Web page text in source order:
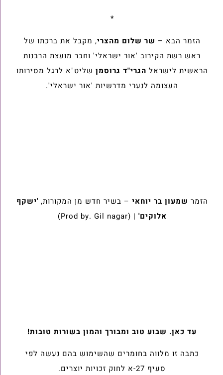
*
הזמר הבא – שר שלום מהצרי, מקבל את ברכתו של
ראש רשת הקירוב 'אור ישראלי' וחבר מועצת הרבנות
הראשית לישראל הגרי"ד גרוסמן שליט"א לרגל מסירותו
העצומה לנערי מדרשיות 'אור ישראלי'.
הזמר שמעון בר יוחאי – בשיר חדש מן המקורות, 'ישקף
אלוקים' | (Prod by. Gil nagar)
עד כאן. שבוע טוב ומבורך והמון בשורות טובות!
כתבה זו מלווה בחומרים שהשימוש בהם נעשה לפי
סעיף 27-א לחוק זכויות יוצרים.